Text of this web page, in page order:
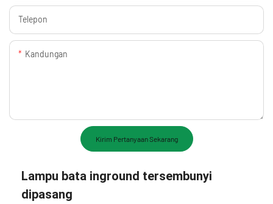
Telepon
Kandungan
Kirim Pertanyaan Sekarang
Lampu bata inground tersembunyi
dipasang